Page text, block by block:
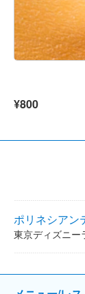
¥800
ポリネシアン
東京ディズニー